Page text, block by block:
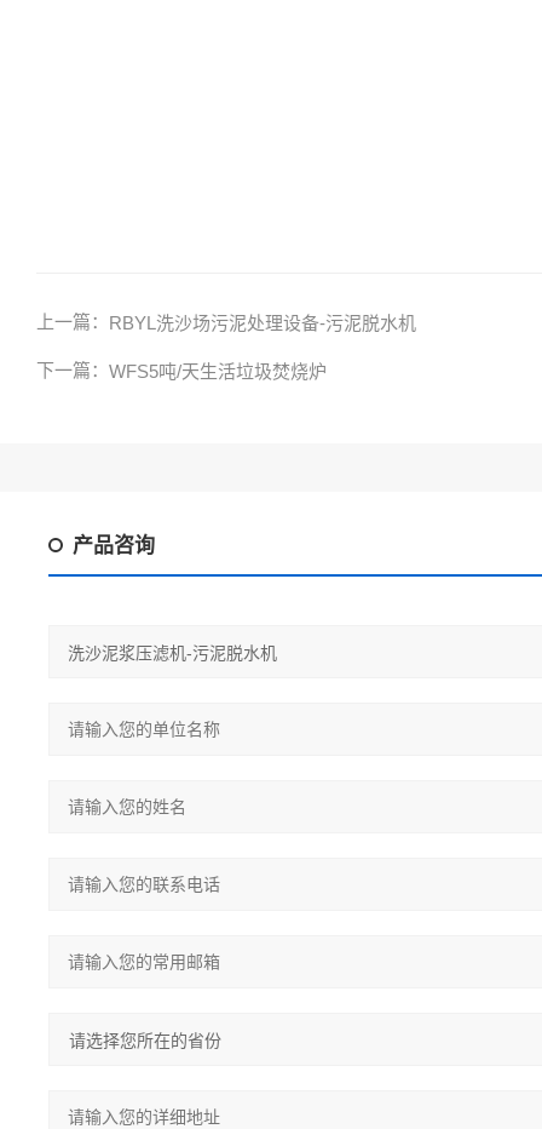
上一篇： RBYL洗沙场污泥处理设备-污泥脱水机
下一篇： WFS5吨/天生活垃圾焚烧炉
产品咨询